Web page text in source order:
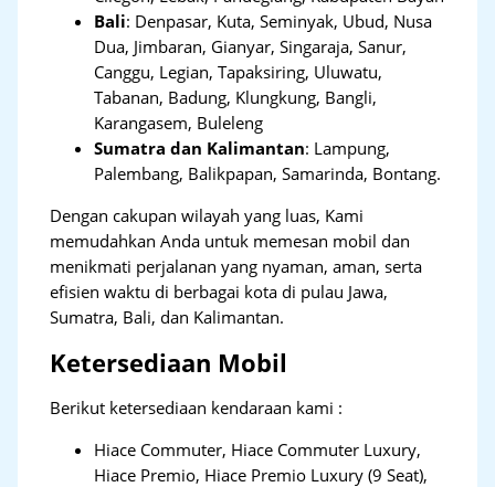
Bali: Denpasar, Kuta, Seminyak, Ubud, Nusa
Dua, Jimbaran, Gianyar, Singaraja, Sanur,
Canggu, Legian, Tapaksiring, Uluwatu,
Tabanan, Badung, Klungkung, Bangli,
Karangasem, Buleleng
Sumatra dan Kalimantan: Lampung,
Palembang, Balikpapan, Samarinda, Bontang.
Dengan cakupan wilayah yang luas, Kami
memudahkan Anda untuk memesan mobil dan
menikmati perjalanan yang nyaman, aman, serta
efisien waktu di berbagai kota di pulau Jawa,
Sumatra, Bali, dan Kalimantan.
Ketersediaan Mobil
Berikut ketersediaan kendaraan kami :
Hiace Commuter, Hiace Commuter Luxury,
Hiace Premio, Hiace Premio Luxury (9 Seat),